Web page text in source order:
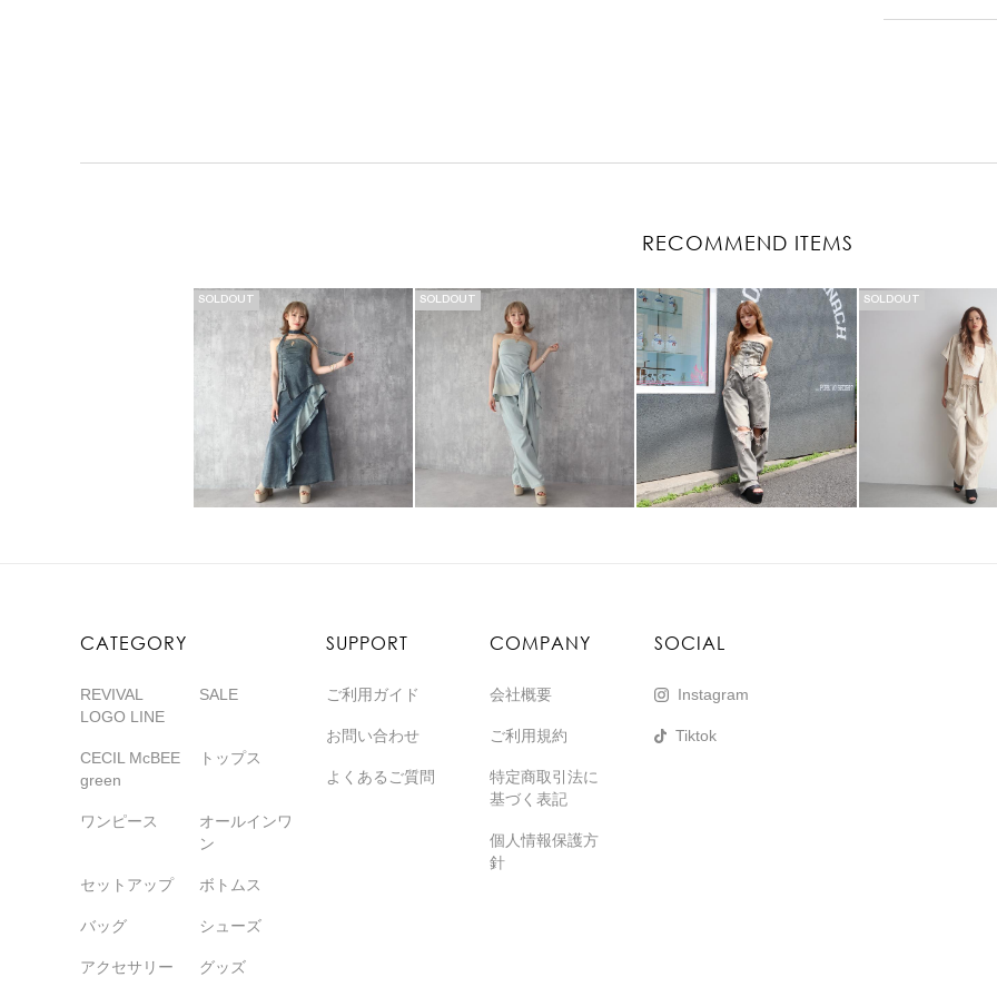
RECOMMEND ITEMS
SOLDOUT SOLDOUT SOLDOUT
CATEGORY
REVIVAL
LOGO LINE
SALE
CECIL McBEE
green
トップス
ワンピース
オールインワ
ン
セットアップ ボトムス
バッグ シューズ
アクセサリー グッズ
SUPPORT
ご利用ガイド
お問い合わせ
よくあるご質問
COMPANY
会社概要
ご利用規約
特定商取引法に
基づく表記
個人情報保護方
針
SOCIAL
Instagram
Tiktok